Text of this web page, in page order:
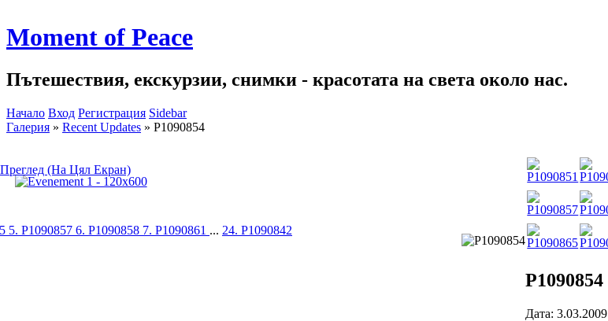
Moment of Peace
Пътешествия, екскурзии, снимки - красотата на света около нас.
Начало Вход Регистрация Sidebar
Галерия » Recent Updates » P1090854
P1090854
Дата: 3.03.2009
Преглед (На Цял Екран)
5. P1090857 6. P1090858 7. P1090861 ... 24. P1090842